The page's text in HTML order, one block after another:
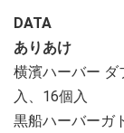
DATA
ありあけ
横濱ハーバー ダ
入、16個入
黒船ハーバーガ